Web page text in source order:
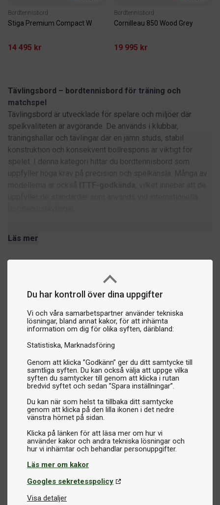
Du har kontroll över dina uppgifter
Vi och våra samarbetspartner använder tekniska
lösningar, bland annat kakor, för att inhämta
information om dig för olika syften, däribland:
Statistiska Marknadsföring
Genom att klicka ”Godkänn” ger du ditt samtycke till
samtliga syften. Du kan också välja att uppge vilka
syften du samtycker till genom att klicka i rutan
bredvid syftet och sedan ”Spara inställningar”.
Du kan när som helst ta tillbaka ditt samtycke
genom att klicka på den lilla ikonen i det nedre
vänstra hörnet på sidan.
Klicka på länken för att läsa mer om hur vi
använder kakor och andra tekniska lösningar och
Läs mer om kakor
Googles sekretesspolicy
Visa detaljer
Bordtennisbord
Stiga Premium Compact W
14 495 kr
Bordtennisbord
Cornilleau 850 Wood Grey
19 995 kr
Tävlingsbord – bordtennisbord för träning och
matchspel
Tävlingsbord är utvecklade för spelare och miljöer där
spelkvaliteten är avgörande. De används i klubbar,
träningshallar och tävlingar där en jämn studs, stabil
konstruktion och konsekvent bollrespons är viktigt för
spelet. I denna kategori hittar du bordtennisbord som
uppfyller höga krav på precision och spelkänsla. Många av
Tävlingsbord skiljer sig från enklare pingisbord genom att
bordet reagerar under intensivt spel. Typiska egenskaper
Tjockare bordsskiva
Tävlingsbord har ofta en tjockare spelskiva som ger en
snabbare spel och mer avancerade slag.
Stabil konstruktion
Underredet och ramen är kraftigare för att bordet ska stå
stabilt även under intensiv träning och matchspel.
Tävlingsstandard
Flera bord i denna kategori är ITTF-godkända och används i
turneringar och klubbtävlingar världen över.
För klubbar, träningshallar och seriös träning
Tävlingsbord används främst i bordtennisklubbar och
Läs mer